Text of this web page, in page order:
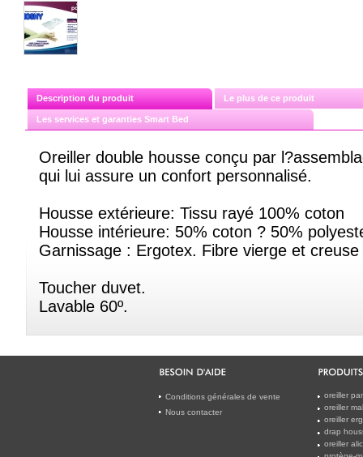
Description du produit Le plus de ce produit
Les services et garanties Smart Bed
Oreiller double housse conçu par
qui lui assure un confort personnalisé.
Housse extérieure: Tissu rayé 100% coton
Housse intérieure: 50% coton ? 50%
Garnissage : Ergotex. Fibre vierge et
Toucher duvet.
Lavable 60º.
Conditions générales de vente
Nous contacter
oreiller
oreiller
oreiller
drap
oreiller